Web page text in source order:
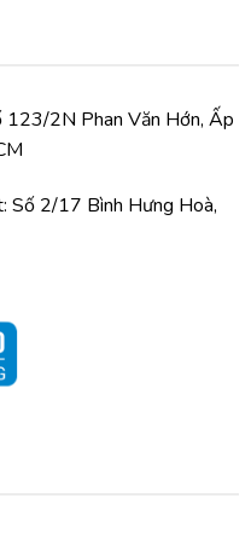
2N Phan Văn Hớn, Ấp
Số 2/17 Bình Hưng Hoà,